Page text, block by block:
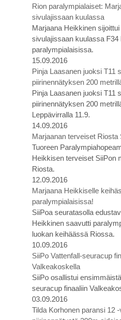
Rion paralympialaiset:
sivulajissaan kuulassa
Marjaana Heikkinen sijoittui
sivulajissaan kuulassa F34
paralympialaisissa.
15.09.2016
Pinja Laasanen juoksi T11
piirinennätyksen 200
Pinja Laasanen juoksi T11
piirinennätyksen 200
Leppävirralla 11.9.
14.09.2016
Marjaanan terveiset Riosta
Tuoreen
Heikkisen terveiset SiiPon
Riosta.
12.09.2016
Marjaana Heikkiselle
paralympialaisissa!
SiiPoa seuratasolla
Heikkinen saavutti
luokan keihäässä Riossa.
10.09.2016
SiiPo Vattenfall-seuracup
Valkeakoskella
SiiPo osallistui
seuracup finaaliin
03.09.2016
Tilda Korhonen paransi 12